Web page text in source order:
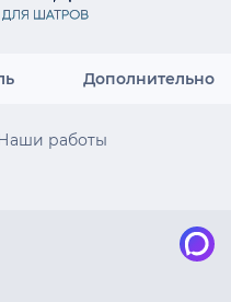
Дополнительно
Наши работы